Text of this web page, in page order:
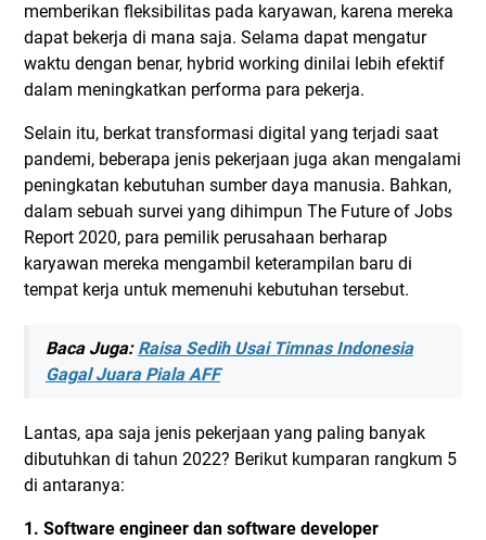
memberikan fleksibilitas pada karyawan, karena mereka
dapat bekerja di mana saja. Selama dapat mengatur
waktu dengan benar, hybrid working dinilai lebih efektif
dalam meningkatkan performa para pekerja.
Selain itu, berkat transformasi digital yang terjadi saat
pandemi, beberapa jenis pekerjaan juga akan mengalami
peningkatan kebutuhan sumber daya manusia. Bahkan,
dalam sebuah survei yang dihimpun The Future of Jobs
Report 2020, para pemilik perusahaan berharap
karyawan mereka mengambil keterampilan baru di
tempat kerja untuk memenuhi kebutuhan tersebut.
Baca Juga: Raisa Sedih Usai Timnas Indonesia
Gagal Juara Piala AFF
Lantas, apa saja jenis pekerjaan yang paling banyak
dibutuhkan di tahun 2022? Berikut kumparan rangkum 5
di antaranya:
1. Software engineer dan software developer